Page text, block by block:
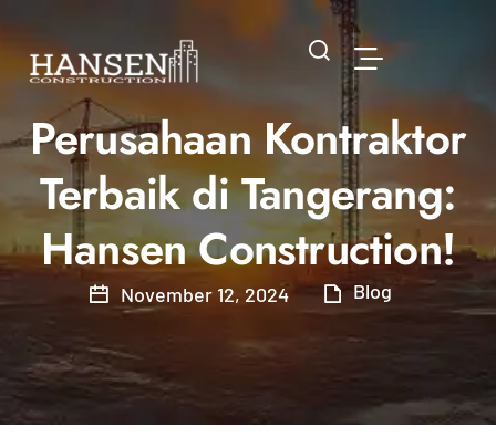
Perusahaan Kontraktor
Terbaik di Tangerang:
Hansen Construction!
November 12, 2024 Blog